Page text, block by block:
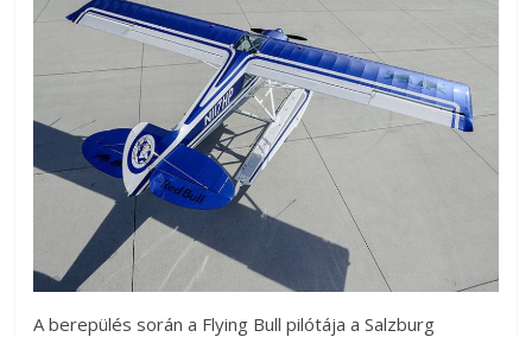
A berepülés során a Flying Bull pilótája a Salzburg